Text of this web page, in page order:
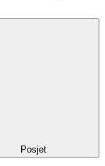
|
Posjet